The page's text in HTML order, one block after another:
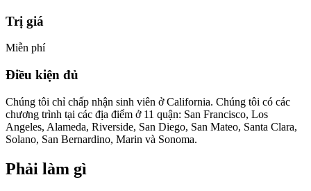
Trị giá
Miễn phí
Điều kiện đủ
Chúng tôi chỉ chấp nhận sinh viên ở California. Chúng tôi có các
chương trình tại các địa điểm ở 11 quận: San Francisco, Los
Angeles, Alameda, Riverside, San Diego, San Mateo, Santa Clara,
Solano, San Bernardino, Marin và Sonoma.
Phải làm gì